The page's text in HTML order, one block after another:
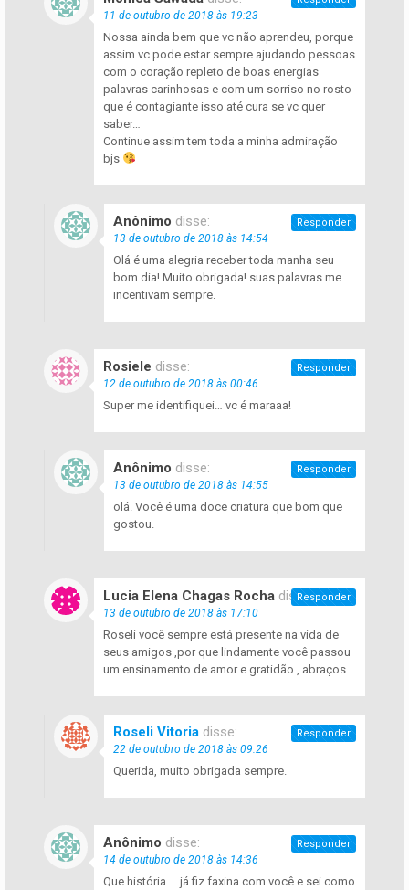
11 de outubro de 2018 às 19:23
Nossa ainda bem que vc não aprendeu, porque
assim vc pode estar sempre ajudando pessoas
com o coração repleto de boas energias
palavras carinhosas e com um sorriso no rosto
que é contagiante isso até cura se vc quer
saber…
Continue assim tem toda a minha admiração
bjs
Anônimo disse:
13 de outubro de 2018 às 14:54
Olá é uma alegria receber toda manha seu
bom dia! Muito obrigada! suas palavras me
incentivam sempre.
Responder
Rosiele disse:
12 de outubro de 2018 às 00:46
Super me identifiquei… vc é maraaa!
Responder
Anônimo disse:
13 de outubro de 2018 às 14:55
olá. Você é uma doce criatura que bom que
gostou.
Responder
Lucia Elena Chagas Rocha disse:
13 de outubro de 2018 às 17:10
Roseli você sempre está presente na vida de
seus amigos ,por que lindamente você passou
um ensinamento de amor e gratidão , abraços
Responder
Roseli Vitoria disse:
22 de outubro de 2018 às 09:26
Querida, muito obrigada sempre.
Responder
Anônimo disse:
14 de outubro de 2018 às 14:36
Que história ….já fiz faxina com você e sei como
Responder